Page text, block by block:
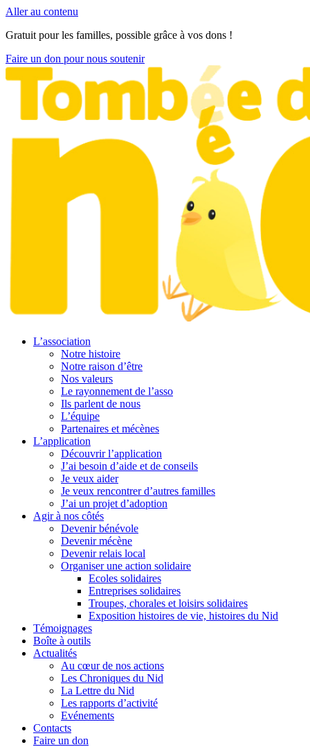
Aller au contenu
Gratuit pour les familles, possible grâce à vos dons !
Faire un don pour nous soutenir
L’association
Notre histoire
Notre raison d’être
Nos valeurs
Le rayonnement de l’asso
Ils parlent de nous
L’équipe
Partenaires et mécènes
L’application
Découvrir l’application
J’ai besoin d’aide et de conseils
Je veux aider
Je veux rencontrer d’autres familles
J’ai un projet d’adoption
Agir à nos côtés
Devenir bénévole
Devenir mécène
Devenir relais local
Organiser une action solidaire
Ecoles solidaires
Entreprises solidaires
Troupes, chorales et loisirs solidaires
Exposition histoires de vie, histoires du Nid
Témoignages
Boîte à outils
Actualités
Au cœur de nos actions
Les Chroniques du Nid
La Lettre du Nid
Les rapports d’activité
Evénements
Contacts
Faire un don